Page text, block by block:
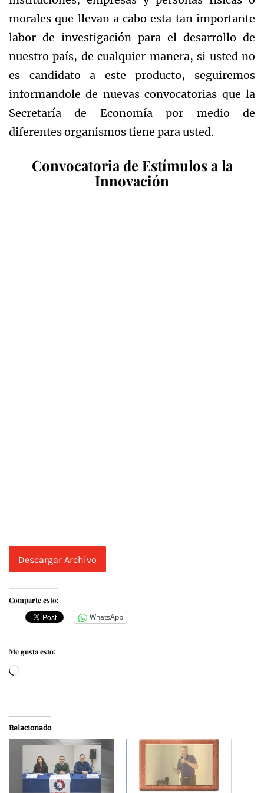
morales que llevan a cabo esta tan importante
labor de investigación para el desarrollo de
nuestro país, de cualquier manera, si usted no
es candidato a este producto, seguiremos
informandole de nuevas convocatorias que la
Secretaría de Economía por medio de
diferentes organismos tiene para usted.
Convocatoria de Estímulos a la
Innovación
Descargar Archivo
Comparte esto:
WhatsApp
Me gusta esto:
Cargando...
Relacionado